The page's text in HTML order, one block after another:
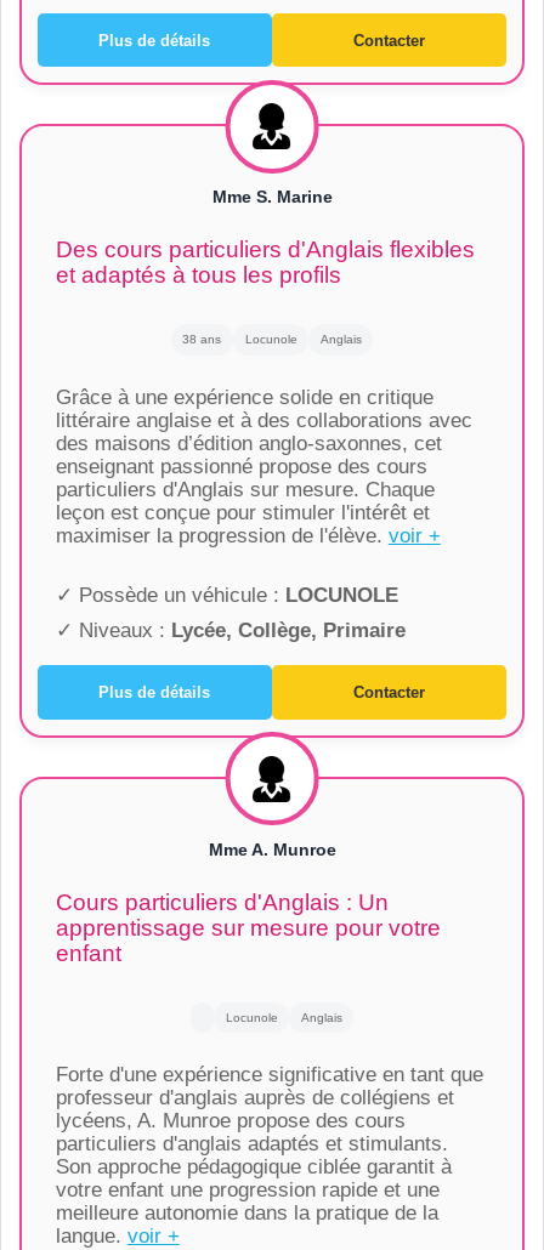
Plus de détails Contacter
Mme S. Marine
Des cours particuliers d'Anglais flexibles
et adaptés à tous les profils
38 ans Locunole Anglais
Grâce à une expérience solide en critique
littéraire anglaise et à des collaborations avec
des maisons d’édition anglo-saxonnes, cet
enseignant passionné propose des cours
particuliers d'Anglais sur mesure. Chaque
leçon est conçue pour stimuler l'intérêt et
maximiser la progression de l'élève. voir +
✓ Possède un véhicule : LOCUNOLE
✓ Niveaux : Lycée, Collège, Primaire
Plus de détails Contacter
Mme A. Munroe
Cours particuliers d'Anglais : Un
apprentissage sur mesure pour votre
enfant
Locunole Anglais
Forte d'une expérience significative en tant que
professeur d'anglais auprès de collégiens et
lycéens, A. Munroe propose des cours
particuliers d'anglais adaptés et stimulants.
Son approche pédagogique ciblée garantit à
votre enfant une progression rapide et une
meilleure autonomie dans la pratique de la
langue. voir +